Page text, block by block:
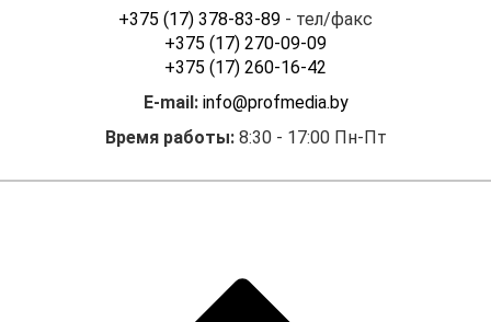
+375 (17) 378-83-89 - тел/факс
+375 (17) 270-09-09
+375 (17) 260-16-42
E-mail: info@profmedia.by
Время работы:8:30 - 17:00 Пн-Пт